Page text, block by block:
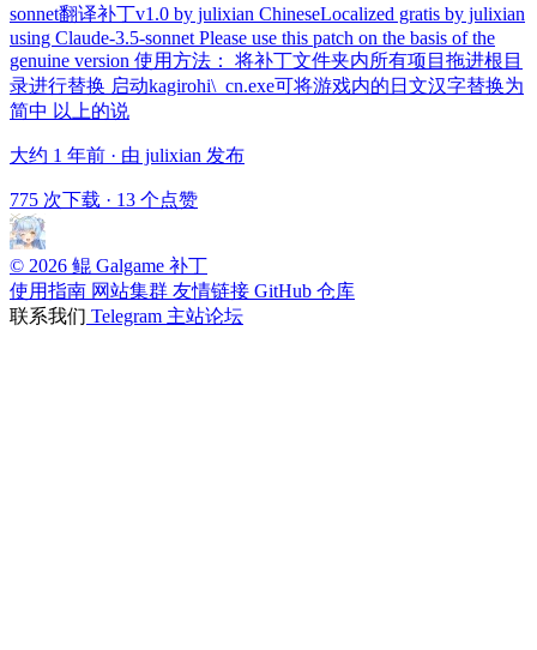
sonnet翻译补丁v1.0 by julixian ChineseLocalized gratis by julixian
using Claude-3.5-sonnet Please use this patch on the basis of the
genuine version 使用方法： 将补丁文件夹内所有项目拖进根目
录进行替换 启动kagirohi\_cn.exe可将游戏内的日文汉字替换为
简中 以上的说
大约 1 年前 · 由 julixian 发布
775 次下载 · 13 个点赞
© 2026 鲲 Galgame 补丁
使用指南 网站集群 友情链接 GitHub 仓库
联系我们 Telegram 主站论坛